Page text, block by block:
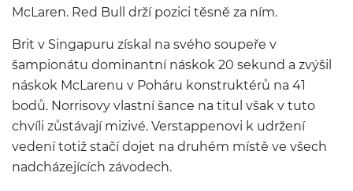
McLaren. Red Bull drží pozici těsně za ním.
Brit v Singapuru získal na svého soupeře v
šampionátu dominantní náskok 20 sekund a zvýšil
náskok McLarenu v Poháru konstruktérů na 41
bodů. Norrisovy vlastní šance na titul však v tuto
chvíli zůstávají mizivé. Verstappenovi k udržení
vedení totiž stačí dojet na druhém místě ve všech
nadcházejících závodech.